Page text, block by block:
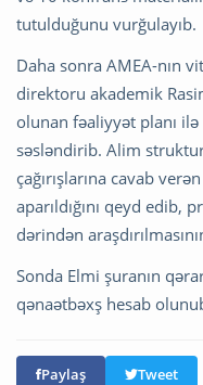
tutulduğunu vurğulayıb.
Daha sonra AMEA-nın
direktoru akademik
olunan fəaliyyət planı
səsləndirib. Alim
çağırışlarına cavab
aparıldığını qeyd
dərindən
Sonda Elmi şuranın
qənaətbəxş hesab
Paylaş Tweet